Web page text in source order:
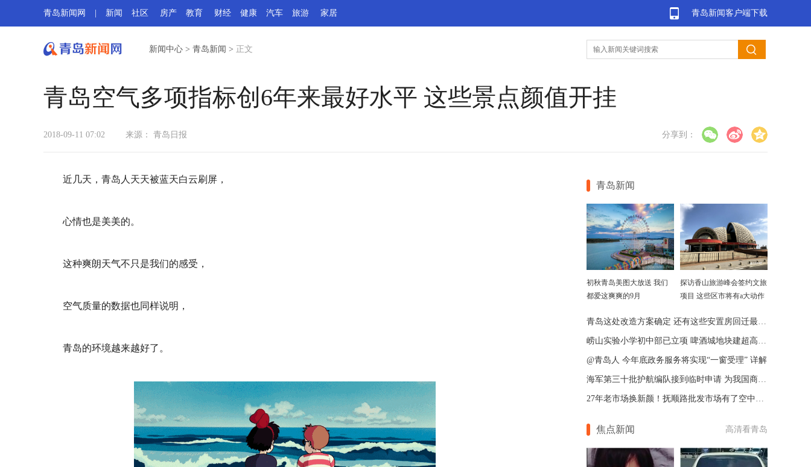
青岛新闻客户端下载
青岛新闻网 新闻 社区 房产 教育 财经 健康 汽车 旅游 家居
新闻中心 > 青岛新闻 > 正文
青岛空气多项指标创6年来最好水平 这些景点颜值开挂
2018-09-11 07:02 来源： 青岛日报 分享到：
近几天，青岛人天天被蓝天白云刷屏，
心情也是美美的。
这种爽朗天气不只是我们的感受，
空气质量的数据也同样说明，
青岛的环境越来越好了。
青岛新闻
初秋青岛美图大放送 我们
都爱这爽爽的9月
探访香山旅游峰会签约文旅
项目 这些区市将有a大动作
青岛这处改造方案确定 还有这些安置房回迁最新消息
崂山实验小学初中部已立项 啤酒城地块建超高双子塔
@青岛人 今年底政务服务将实现“一窗受理” 详解
海军第三十批护航编队接到临时申请 为我国商船护航
27年老市场换新颜！抚顺路批发市场有了空中停车场
焦点新闻 高清看青岛